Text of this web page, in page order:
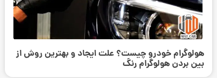
هولوگرام خودرو چیست؟ علت ایجاد و بهترین روش از
بین بردن هولوگرام رنگ